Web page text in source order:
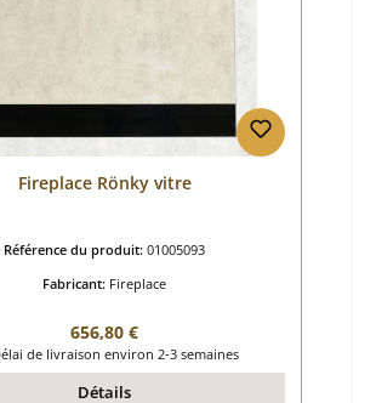
Fireplace Rönky vitre
Référence du produit: 01005093
Fabricant: Fireplace
Prix régulier :
656,80 €
de livraison environ 2-3 semaines
Détails